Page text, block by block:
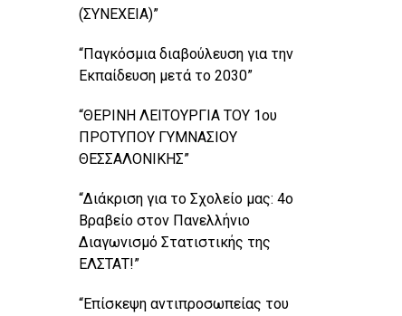
(ΣΥΝΕΧΕΙΑ)”
“Παγκόσμια διαβούλευση για την
Εκπαίδευση μετά το 2030”
“ΘΕΡΙΝΗ ΛΕΙΤΟΥΡΓΙΑ ΤΟΥ 1ου
ΠΡΟΤΥΠΟΥ ΓΥΜΝΑΣΙΟΥ
ΘΕΣΣΑΛΟΝΙΚΗΣ”
“Διάκριση για το Σχολείο μας: 4ο
Βραβείο στον Πανελλήνιο
Διαγωνισμό Στατιστικής της
ΕΛΣΤΑΤ!”
“Επίσκεψη αντιπροσωπείας του